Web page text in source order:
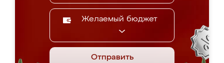
Желаемый бюджет
Отправить